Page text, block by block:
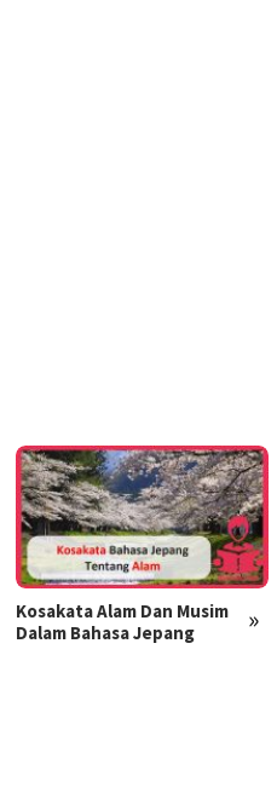
»
Kosakata Alam Dan Musim
Dalam Bahasa Jepang